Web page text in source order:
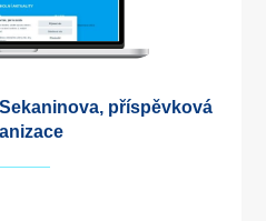
příspěvková